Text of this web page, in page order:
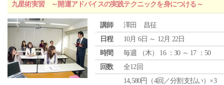
九星術実習 ～開運アドバイスの実践テクニックを身につける～
講師
澤田 昌征
日程
10月 6日 ～ 12月 22日
時間
毎週 （木） 16 ：30 ～ 17 ：50
回数
全12回
14,580円（4回／分割支払い）×3